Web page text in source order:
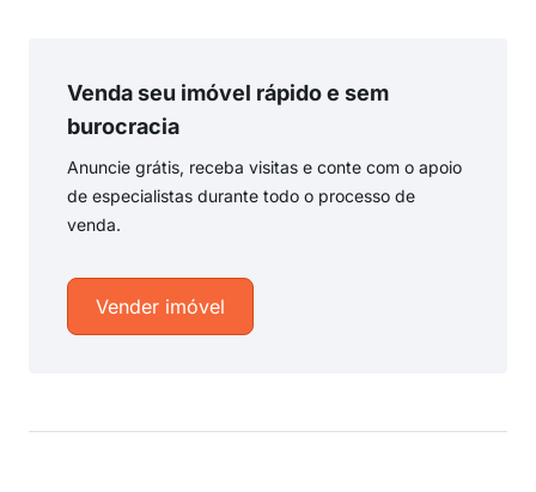
Venda seu imóvel rápido e sem
burocracia
Anuncie grátis, receba visitas e conte com o apoio
de especialistas durante todo o processo de
venda.
Vender imóvel